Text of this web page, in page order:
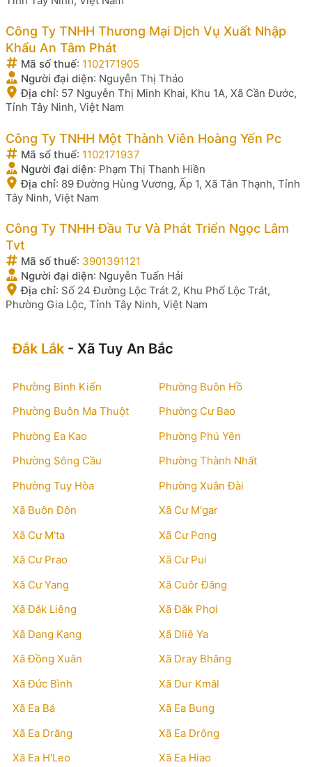
Công Ty TNHH Thương Mại Dịch Vụ Xuất Nhập
Khẩu An Tâm Phát
Mã số thuế: 1102171905
Người đại diện: Nguyễn Thị Thảo
Địa chỉ: 57 Nguyễn Thị Minh Khai, Khu 1A, Xã Cần Đước,
Tỉnh Tây Ninh, Việt Nam
Công Ty TNHH Một Thành Viên Hoàng Yến Pc
Mã số thuế: 1102171937
Người đại diện: Phạm Thị Thanh Hiền
Địa chỉ: 89 Đường Hùng Vương, Ấp 1, Xã Tân Thạnh, Tỉnh
Tây Ninh, Việt Nam
Công Ty TNHH Đầu Tư Và Phát Triển Ngọc Lâm
Tvt
Mã số thuế: 3901391121
Người đại diện: Nguyễn Tuấn Hải
Địa chỉ: Số 24 Đường Lộc Trát 2, Khu Phố Lộc Trát,
Phường Gia Lộc, Tỉnh Tây Ninh, Việt Nam
Đắk Lắk - Xã Tuy An Bắc
Phường Bình Kiến
Phường Buôn Hồ
Phường Buôn Ma Thuột
Phường Cư Bao
Phường Ea Kao
Phường Phú Yên
Phường Sông Cầu
Phường Thành Nhất
Phường Tuy Hòa
Phường Xuân Đài
Xã Buôn Đôn
Xã Cư M'gar
Xã Cư M'ta
Xã Cư Pơng
Xã Cư Prao
Xã Cư Pui
Xã Cư Yang
Xã Cuôr Đăng
Xã Đắk Liêng
Xã Đắk Phơi
Xã Dang Kang
Xã Dliê Ya
Xã Đồng Xuân
Xã Dray Bhăng
Xã Đức Bình
Xã Dur Kmăl
Xã Ea Bá
Xã Ea Bung
Xã Ea Drăng
Xã Ea Drông
Xã Ea H'Leo
Xã Ea Hiao